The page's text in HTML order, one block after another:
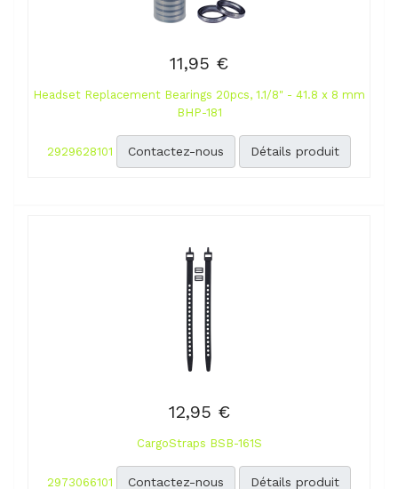
11,95 €
Headset Replacement Bearings 20pcs, 1.1/8" - 41.8 x 8 mm
BHP-181
2929628101 Contactez-nous Détails produit
12,95 €
CargoStraps BSB-161S
2973066101 Contactez-nous Détails produit